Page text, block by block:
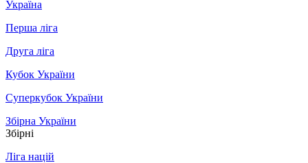
Україна
Перша ліга
Друга ліга
Кубок України
Суперкубок України
Збірна України
Збірні
Ліга націй